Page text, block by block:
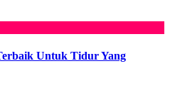
Untuk Tidur Yang